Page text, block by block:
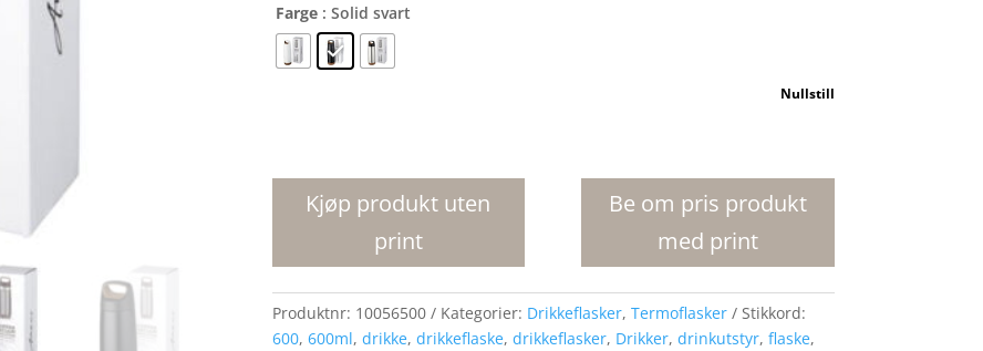
Farge : Solid svart
Nullstill
vakuumisolert
med
kobber
antall
Kjøp produkt uten
print
Be om pris produkt
med print
Produktnr: 10056500 Kategorier: Drikkeflasker, Termoflasker
Stikkord:
600, 600ml, drikke, drikkeflaske, drikkeflasker, Drikker, drinkutstyr, flaske,